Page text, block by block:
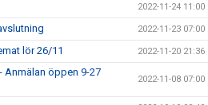
2022-11-24 11:00
2022-11-23 07:00
lör 26/11 2022-11-20 21:36
Anmälan öppen 9-27
2022-11-08 07:00